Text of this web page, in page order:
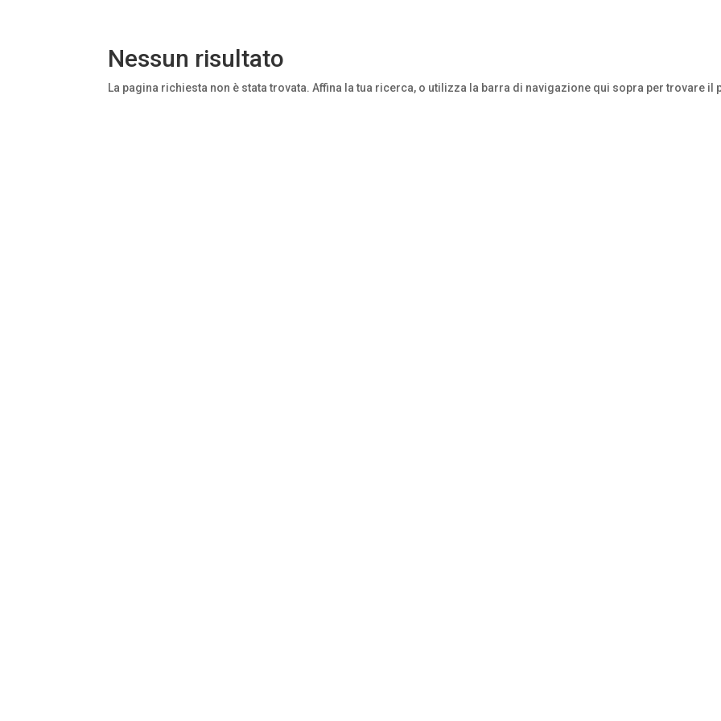
Nessun risultato
La pagina richiesta non è stata trovata. Affina la tua ricerca, o utilizza la barra di navigazione qui sopra per trovare il